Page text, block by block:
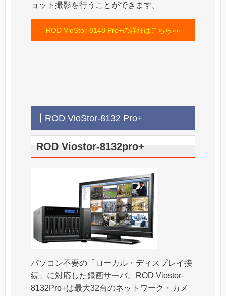
ョット撮影を行うことができます。
ROD VioStor-8148 Pro+の詳細はこちら»»
┃ROD VioStor-8132 Pro+
ROD Viostor-8132pro+
パソコン不要の「ローカル・ディスプレイ接
続」に対応した録画サーバ。ROD Viostor-
8132Pro+は最大32台のネットワーク・カメ